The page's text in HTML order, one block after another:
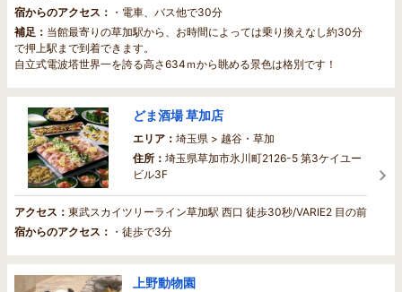
宿からのアクセス： ・電車、バス他で30分
補足： 当館最寄りの草加駅から、お時間によっては乗り換えなし約30分
で押上駅まで到着できます。
自立式電波塔世界一を誇る高さ634ｍから眺める景色は格別です！
どま酒場 草加店
エリア： 埼玉県 > 越谷・草加
住所： 埼玉県草加市氷川町2126-5 第3ケイユー
ビル3F
アクセス： 東武スカイツリーライン草加駅 西口 徒歩30秒/VARIE2 目の前
宿からのアクセス： ・徒歩で3分
上野動物園